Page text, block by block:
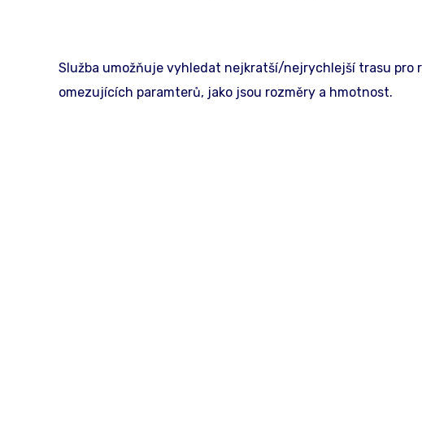
Služba umožňuje vyhledat nejkratší/nejrychlejší trasu pro
omezujících paramterů, jako jsou rozměry a hmotnost.